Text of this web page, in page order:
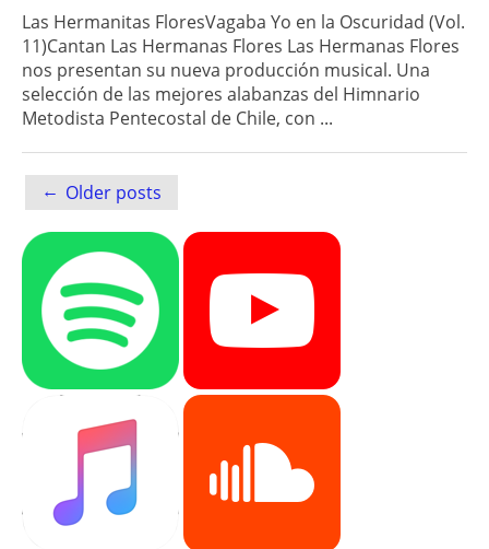
Las Hermanitas FloresVagaba Yo en la Oscuridad (Vol.
11)Cantan Las Hermanas Flores Las Hermanas Flores
nos presentan su nueva producción musical. Una
selección de las mejores alabanzas del Himnario
Metodista Pentecostal de Chile, con ...
Posts
navigation
← Older posts